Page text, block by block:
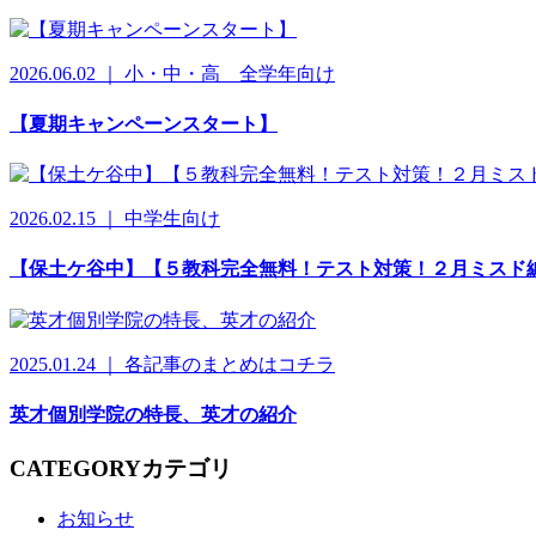
2026.06.02 ｜ 小・中・高 全学年向け
【夏期キャンペーンスタート】
2026.02.15 ｜ 中学生向け
【保土ケ谷中】【５教科完全無料！テスト対策！２月ミスド
2025.01.24 ｜ 各記事のまとめはコチラ
英才個別学院の特長、英才の紹介
CATEGORYカテゴリ
お知らせ